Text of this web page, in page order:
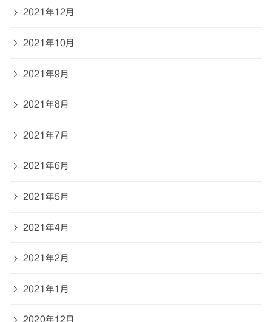
2021年12月
2021年10月
2021年9月
2021年8月
2021年7月
2021年6月
2021年5月
2021年4月
2021年2月
2021年1月
2020年12月